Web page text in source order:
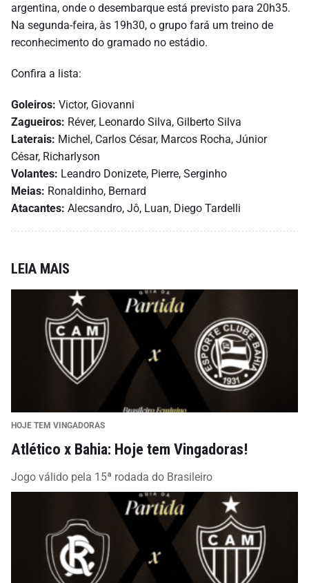
argentina, onde o desembarque está previsto para 20h35.
Na segunda-feira, às 19h30, o grupo fará um treino de
reconhecimento do gramado no estádio.
Confira a lista:
Goleiros: Victor, Giovanni
Zagueiros: Réver, Leonardo Silva, Gilberto Silva
Laterais: Michel, Carlos César, Marcos Rocha, Júnior
César, Richarlyson
Volantes: Leandro Donizete, Pierre, Serginho
Meias: Ronaldinho, Bernard
Atacantes: Alecsandro, Jô, Luan, Diego Tardelli
LEIA MAIS
HOJE TEM VINGADORAS
Atlético x Bahia: Hoje tem Vingadoras!
Jogo válido pela 15ª rodada do Brasileiro